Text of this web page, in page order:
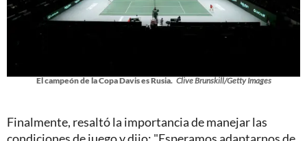
El campeón de la Copa Davis es Rusia. Clive Brunskill/Getty Images
Finalmente, resaltó la importancia de manejar las